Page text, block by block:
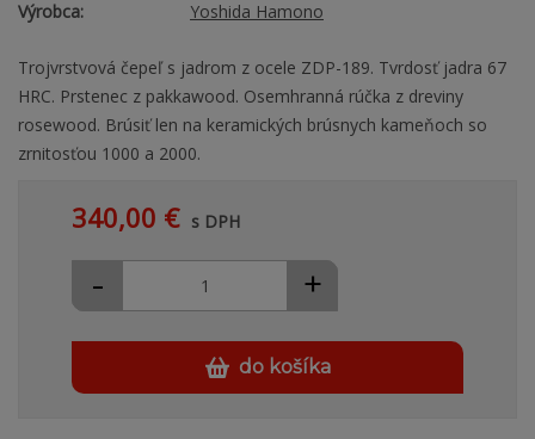
Výrobca:
Yoshida Hamono
Trojvrstvová čepeľ s jadrom z ocele ZDP-189. Tvrdosť jadra 67
HRC. Prstenec z pakkawood. Osemhranná rúčka z dreviny
rosewood. Brúsiť len na keramických brúsnych kameňoch so
zrnitosťou 1000 a 2000.
340,00 € s DPH
+
-
do košíka